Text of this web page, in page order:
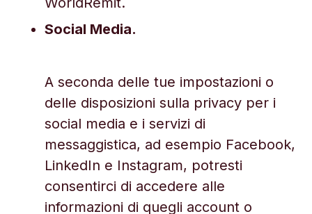
Social Media.
A seconda delle tue impostazioni o
delle disposizioni sulla privacy per i
social media e i servizi di
messaggistica, ad esempio Facebook,
LinkedIn e Instagram, potresti
consentirci di accedere alle
informazioni di quegli account o